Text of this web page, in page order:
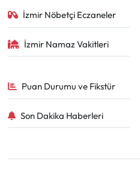
İzmir Nöbetçi Eczaneler
İzmir Namaz Vakitleri
Puan Durumu ve Fikstür
Son Dakika Haberleri